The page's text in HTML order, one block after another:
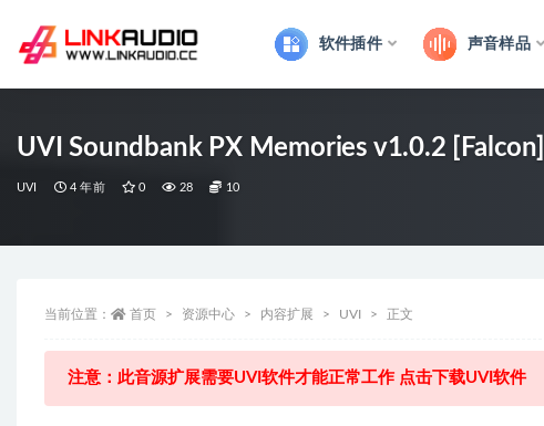
软件插件 声音样品
UVI Soundbank PX Memories v1.0.2 [Falcon]
UVI 4 年前 0 28 10
当前位置： 首页 资源中心 内容扩展 UVI 正文
注意：此音源扩展需要UVI软件才能正常工作 点击下载UVI软件
全部